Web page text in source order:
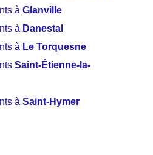
àGlanville
à Danestal
à Le Torquesne
Saint-Étienne-la-
àSaint-Hymer